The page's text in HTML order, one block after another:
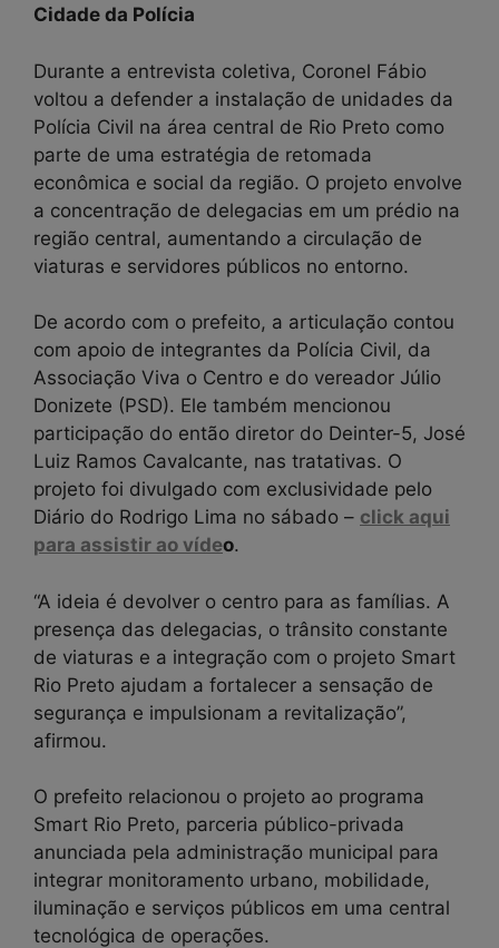
Cidade da Polícia
Durante a entrevista coletiva, Coronel Fábio
voltou a defender a instalação de unidades da
Polícia Civil na área central de Rio Preto como
parte de uma estratégia de retomada
econômica e social da região. O projeto envolve
a concentração de delegacias em um prédio na
região central, aumentando a circulação de
viaturas e servidores públicos no entorno.
De acordo com o prefeito, a articulação contou
com apoio de integrantes da Polícia Civil, da
Associação Viva o Centro e do vereador Júlio
Donizete (PSD). Ele também mencionou
participação do então diretor do Deinter-5, José
Luiz Ramos Cavalcante, nas tratativas. O
projeto foi divulgado com exclusividade pelo
Diário do Rodrigo Lima no sábado – click aqui
para assistir ao vídeo.
“A ideia é devolver o centro para as famílias. A
presença das delegacias, o trânsito constante
de viaturas e a integração com o projeto Smart
Rio Preto ajudam a fortalecer a sensação de
segurança e impulsionam a revitalização”,
afirmou.
O prefeito relacionou o projeto ao programa
Smart Rio Preto, parceria público-privada
anunciada pela administração municipal para
integrar monitoramento urbano, mobilidade,
iluminação e serviços públicos em uma central
tecnológica de operações.